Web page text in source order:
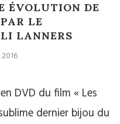
ÉVOLUTION DE
LE
LANNERS
DVD du film « Les
dernier bijou du